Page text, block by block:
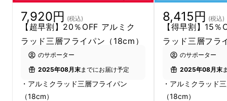
18cm/20cmの2サイズが新しく誕生！
7,920円 (税込)
【超早割】20％OFF アルミク
ラッド三層フライパン（18cm）
のサポーター
2025年08月末までにお届け予定
・アルミクラッド三層フライパン
（18cm）
8,415円 (税込)
【得早割】15
ラッド三層フラ
のサポーター
2025年08月末
・アルミクラッド
（18cm）